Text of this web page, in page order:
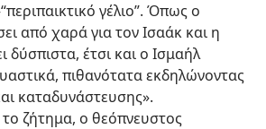
γέλιο”. Όπως ο
από χαρά για τον Ισαάκ και η
δύσπιστα, έτσι και ο Ισμαήλ
πιθανότατα εκδηλώνοντας
καταδυνάστευσης».
ζήτημα, ο θεόπνευστος